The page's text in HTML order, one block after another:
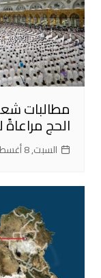
مطالبات
الحج
السبت, 8 أغسطس 2026, 17:45